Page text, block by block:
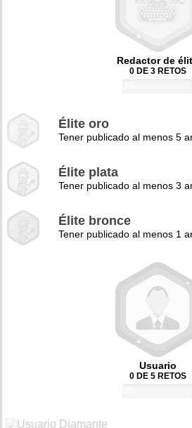
Redactor de
0 DE 3 RETOS
Élite oro
Tener publicado al menos 5
Élite plata
Tener publicado al menos 3
Élite bronce
Tener publicado al menos 1
Usuario
0 DE 5 RETOS